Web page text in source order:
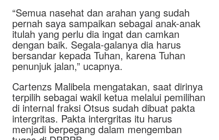
“Semua nasehat dan arahan yang sudah
pernah saya sampaikan sebagai anak-anak
itulah yang perlu dia ingat dan camkan
dengan baik. Segala-galanya dia harus
bersandar kepada Tuhan, karena Tuhan
penunjuk jalan,” ucapnya.
Cartenzs Malibela mengatakan, saat dirinya
terpilih sebagai wakil ketua melalui pemilihan
di internal fraksi Otsus sudah dibuat pakta
intergritas. Pakta intergritas itu harus
menjadi berpegang dalam mengemban